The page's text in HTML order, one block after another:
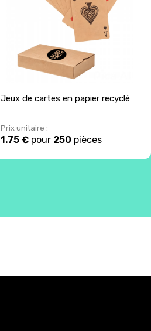
Jeux de cartes en papier recyclé
Prix unitaire :
1.75 €pour 250 pièces